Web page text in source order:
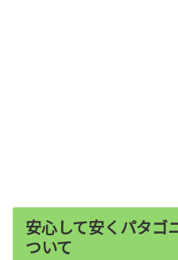
安心して安くパタゴ
ついて